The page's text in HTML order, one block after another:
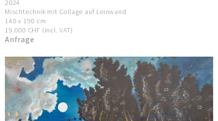
2024
Mischtechnik mit Collage auf Leinwand
140 x 190 cm
19.000 CHF (incl. VAT)
Anfrage